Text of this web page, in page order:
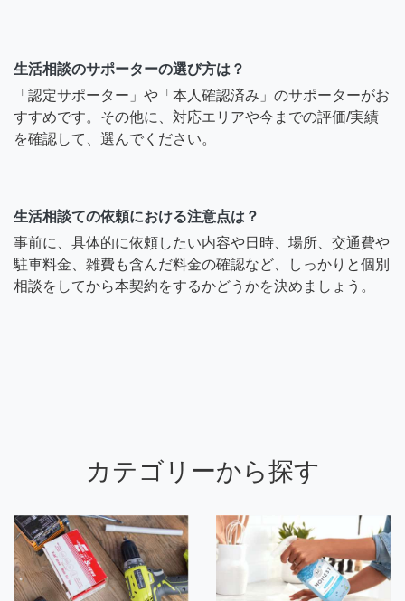
生活相談のサポーターの選び方は？
「認定サポーター」や「本人確認済み」のサポーターがお
すすめです。その他に、対応エリアや今までの評価/実績
を確認して、選んでください。
生活相談ての依頼における注意点は？
事前に、具体的に依頼したい内容や日時、場所、交通費や
駐車料金、雑費も含んだ料金の確認など、しっかりと個別
相談をしてから本契約をするかどうかを決めましょう。
カテゴリーから探す